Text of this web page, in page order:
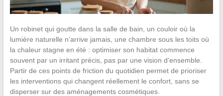
Un robinet qui goutte dans la salle de bain, un couloir où la
lumière naturelle n’arrive jamais, une chambre sous les toits où
la chaleur stagne en été : optimiser son habitat commence
souvent par un irritant précis, pas par une vision d’ensemble.
Partir de ces points de friction du quotidien permet de prioriser
les interventions qui changent réellement le confort, sans se
disperser sur des aménagements cosmétiques.